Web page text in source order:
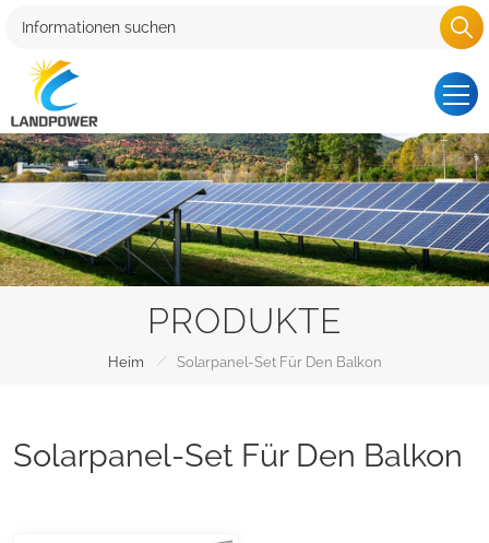
PRODUKTE
Heim / Solarpanel-Set Für Den Balkon
Solarpanel-Set Für Den Balkon